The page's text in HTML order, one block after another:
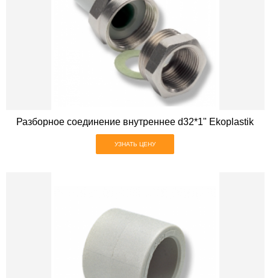
Разборное соединение внутреннее d32*1" Ekoplastik
УЗНАТЬ ЦЕНУ